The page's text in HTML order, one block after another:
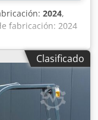
2024,
fabricación: 2024
Marcado CE: sí
muy bueno
Clasificado